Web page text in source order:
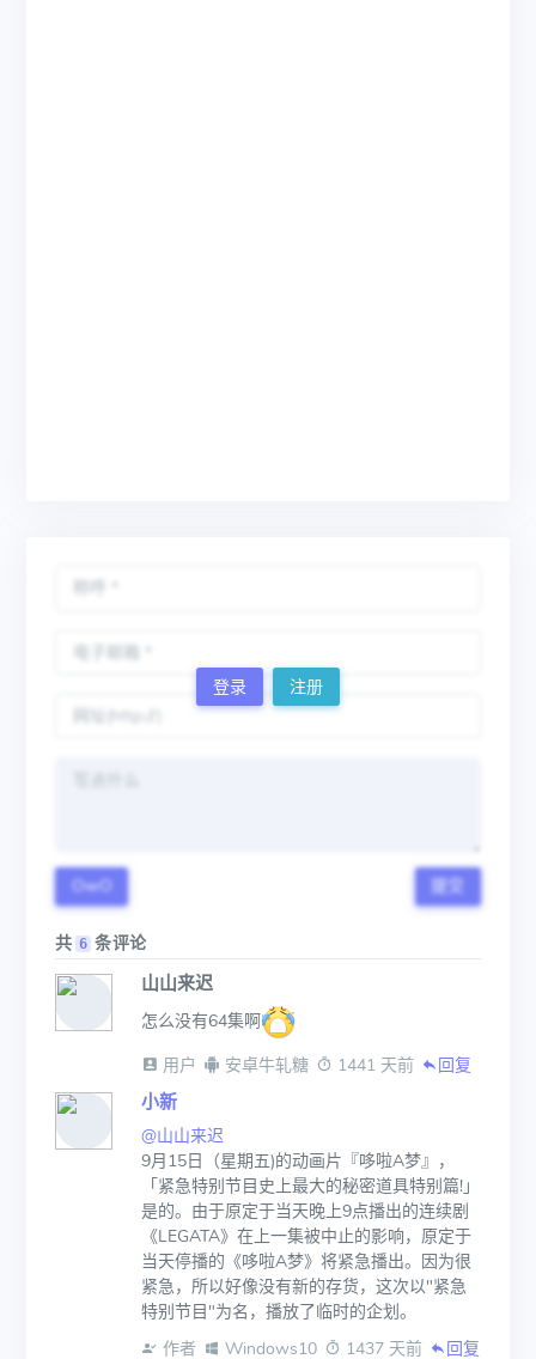
登录 注册
OwO
共 6 条评论
山山来迟
怎么没有64集啊
用户
安卓牛轧糖 1441 天前 回复
小新
@山山来迟
9月15日（星期五)的动画片『哆啦A梦』，
「紧急特别节目史上最大的秘密道具特别篇!」
是的。由于原定于当天晚上9点播出的连续剧
《LEGATA》在上一集被中止的影响，原定于
当天停播的《哆啦A梦》将紧急播出。因为很
紧急，所以好像没有新的存货，这次以"紧急
特别节目"为名，播放了临时的企划。
作者
Windows10 1437 天前 回复